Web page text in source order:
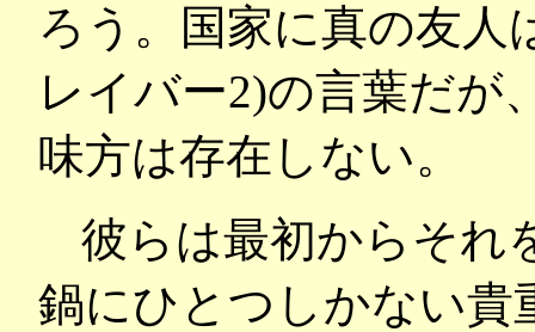
ろう。国家に真の友人
レイバー2)の言葉だが
味方は存在しない。
彼らは最初からそれ
鍋にひとつしかない貴